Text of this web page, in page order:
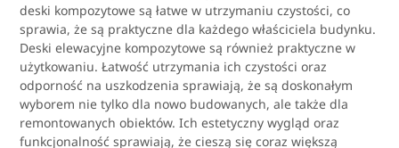
deski kompozytowe są łatwe w utrzymaniu czystości, co
sprawia, że są praktyczne dla każdego właściciela budynku.
Deski elewacyjne kompozytowe są również praktyczne w
użytkowaniu. Łatwość utrzymania ich czystości oraz
odporność na uszkodzenia sprawiają, że są doskonałym
wyborem nie tylko dla nowo budowanych, ale także dla
remontowanych obiektów. Ich estetyczny wygląd oraz
funkcjonalność sprawiają, że cieszą się coraz większą